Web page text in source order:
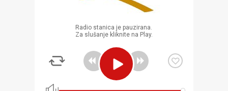
Radio stanica je pauzirana.
Za slušanje kliknite na Play.